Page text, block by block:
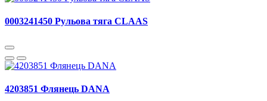
0003241450 Рульова тяга CLAAS
4203851 Флянець DANA